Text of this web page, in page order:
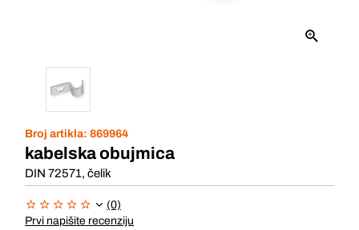
Broj artikla: 869964
kabelska obujmica
DIN 72571, čelik
(0)
Prvi napišite recenziju